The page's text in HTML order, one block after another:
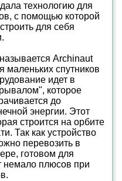
технологию для
с помощью которой
для себя
Archinaut
маленьких спутников
идет в
которое
до
энергии. Этот
строится на орбите
Так как устройство
перевозить в
готовом для
немало плюсов при